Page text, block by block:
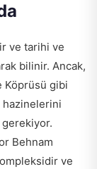
ve tarihi ve
bilinir. Ancak,
Köprüsü gibi
hazinelerini
gerekiyor.
Behnam
ve